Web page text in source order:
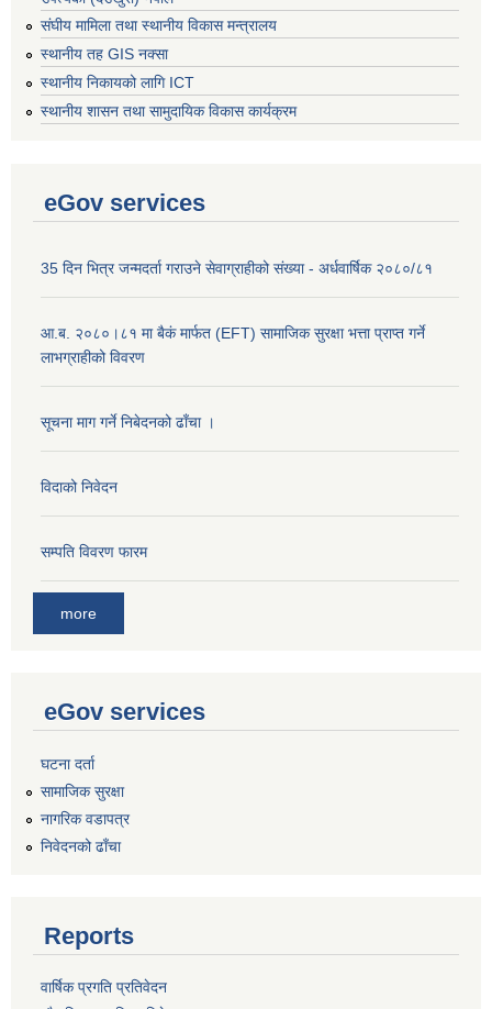
संघीय मामिला तथा स्थानीय विकास मन्त्रालय
स्थानीय तह GIS नक्सा
स्थानीय निकायको लागि ICT
स्थानीय शासन तथा सामुदायिक विकास कार्यक्रम
eGov services
35 दिन भित्र जन्मदर्ता गराउने सेवाग्राहीको संख्या - अर्धवार्षिक २०८०/८१
आ.ब. २०८०।८१ मा बैकं मार्फत (EFT) सामाजिक सुरक्षा भत्ता प्राप्त गर्ने
लाभग्राहीको विवरण
सूचना माग गर्ने निबेदनको ढाँचा ।
विदाको निवेदन
सम्पति विवरण फारम
more
eGov services
घटना दर्ता
सामाजिक सुरक्षा
नागरिक वडापत्र
निवेदनको ढाँचा
Reports
वार्षिक प्रगति प्रतिवेदन